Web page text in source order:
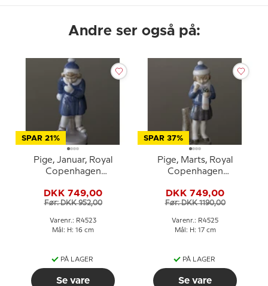
Andre ser også på:
SPAR 21%
Pige, Januar, Royal
Copenhagen
DKK 749,00
Før: DKK 952,00
Varenr.: R4523
Mål: H: 16 cm
PÅ LAGER
Se vare
SPAR 37%
Pige, Marts, Royal
Copenhagen
DKK 749,00
Før: DKK 1190,00
Varenr.: R4525
Mål: H: 17 cm
PÅ LAGER
Se vare